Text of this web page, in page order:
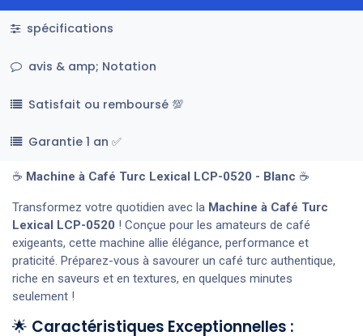
spécifications
avis & amp; Notation
Satisfait ou remboursé 💯
Garantie 1 an ✅
☕ Machine à Café Turc Lexical LCP-0520 - Blanc ☕
Transformez votre quotidien avec la Machine à Café Turc
Lexical LCP-0520 ! Conçue pour les amateurs de café
exigeants, cette machine allie élégance, performance et
praticité. Préparez-vous à savourer un café turc authentique,
riche en saveurs et en textures, en quelques minutes
seulement !
🌟 Caractéristiques Exceptionnelles :